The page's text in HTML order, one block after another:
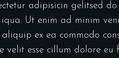
adipisicin gelitsed
Ut enim ad minim
ex ea commodo
velit esse cillum dolore